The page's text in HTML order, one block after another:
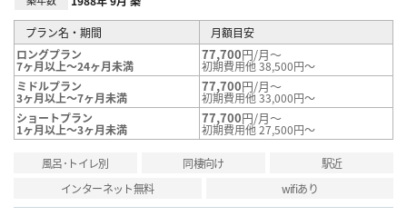
プラン名・期間
月額目安
ロングプラン
7ヶ月以上～24ヶ月未満
77,700円/月～
初期費用他 38,500円～
ミドルプラン
3ヶ月以上～7ヶ月未満
77,700円/月～
初期費用他 33,000円～
ショートプラン
1ヶ月以上～3ヶ月未満
77,700円/月～
初期費用他 27,500円～
風呂･トイレ別 同棲向け
駅近
インターネット無料
wifiあり